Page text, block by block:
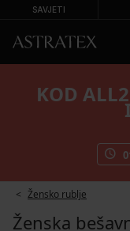
SAVJETI
KOD
Žensko rublje
Ženska